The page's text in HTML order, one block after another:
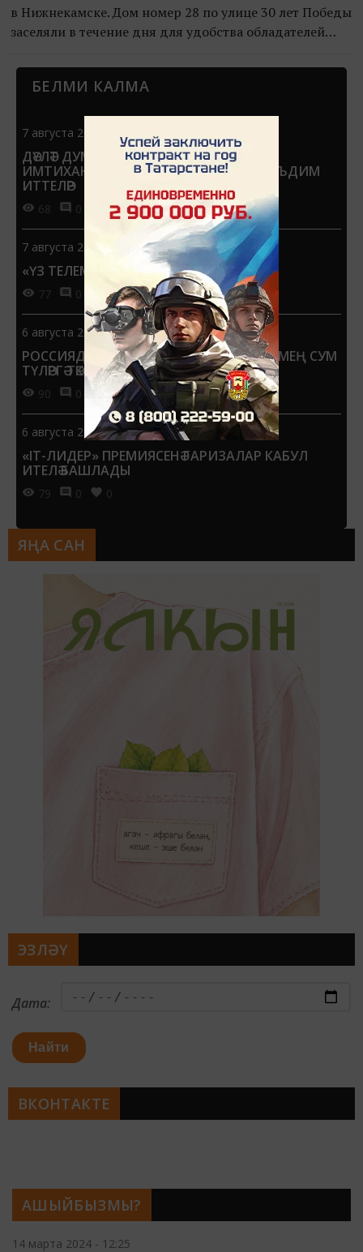
в Нижнекамске. Дом номер 28 по улице 30 лет Победы
заселяли в течение дня для удобства обладателей
республикан...
БЕЛМИ КАЛМА
7 августа 2026 - 13:00
ДӘҮЛӘТ ДУМАСЫНДА БДИНЫ ДӘҮЛӘТ
ИМТИХАННАРЫНА АЛЫШТЫРЫРГА ТӘКЪДИМ
ИТТЕЛӘР
68 0 0
7 августа 2026 - 12:57
«ҮЗ ТЕЛЕМ» НӘТИҖӘЛӘРЕ БИЛГЕЛЕ
77 0 0
6 августа 2026 - 13:55
РОССИЯДӘ ҺӘР УКУЧЫГА 1 СЕНТЯБРЬГӘ 15 МЕҢ СУМ
ТҮЛӘРГӘ ТӘКЪДИМ ИТТЕЛӘР
90 0 0
6 августа 2026 - 13:51
«IT-ЛИДЕР» ПРЕМИЯСЕНӘ ГАРИЗАЛАР КАБУЛ
ИТЕЛӘ БАШЛАДЫ
79 0 0
АШЫЙБЫЗМЫ?
14 марта 2024 - 12:25
ЯҢА САН
ЭЗЛӘҮ
Дата:
Найти
ВКОНТАКТЕ